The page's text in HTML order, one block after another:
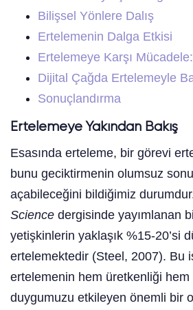
Bilişsel Yönlere Dalış
Ertelemenin Dalga Etkisi
Ertelemeye Karşı
Dijital Çağda Ertelemeyle
Sonuçlandırma
Ertelemeye Yakından Bakış
Esasında erteleme, bir görevi
bunu geciktirmenin olumsuz
açabileceğini bildiğimiz
Science dergisinde yayımlanan
yetişkinlerin yaklaşık %15-20’si
ertelemektedir (Steel, 2007). Bu
ertelemenin hem üretkenliği
duygumuzu etkileyen önemli bir